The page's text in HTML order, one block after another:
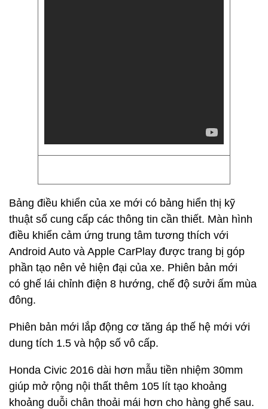
Bảng điều khiển của xe mới có bảng hiển thị kỹ
thuật số cung cấp các thông tin cần thiết. Màn hình
điều khiển cảm ứng trung tâm tương thích với
Android Auto và Apple CarPlay được trang bị góp
phần tạo nên vẻ hiện đại của xe. Phiên bản mới
có ghế lái chỉnh điện 8 hướng, chế độ sưởi ấm mùa
đông.
Phiên bản mới lắp động cơ tăng áp thế hệ mới với
dung tích 1.5 và hộp số vô cấp.
Honda Civic 2016 dài hơn mẫu tiền nhiệm 30mm
giúp mở rộng nội thất thêm 105 lít tạo khoảng
khoảng duỗi chân thoải mái hơn cho hàng ghế sau.